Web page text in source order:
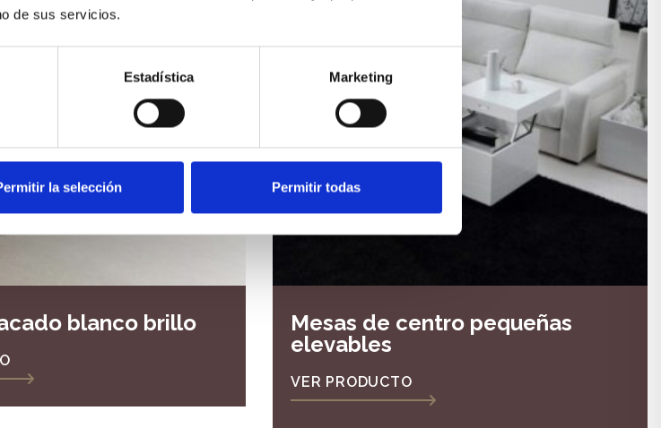
de sus servicios.
Estadística Marketing
la selección Permitir todas
blanco brillo
Mesas de centro pequeñas
elevables
VER PRODUCTO